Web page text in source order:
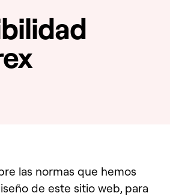
las normas que hemos
de este sitio web, para